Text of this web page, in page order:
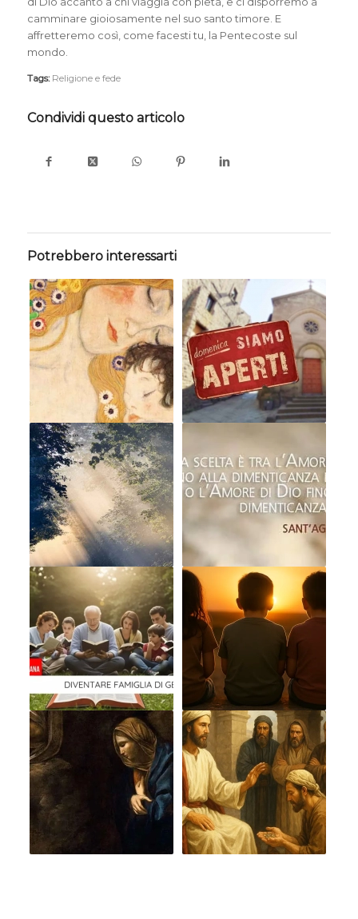
camminare gioiosamente nel suo santo timore. E
affretteremo così, come facesti tu, la Pentecoste sul
mondo.
Tags: Religione e fede
Condividi questo articolo
Potrebbero interessarti